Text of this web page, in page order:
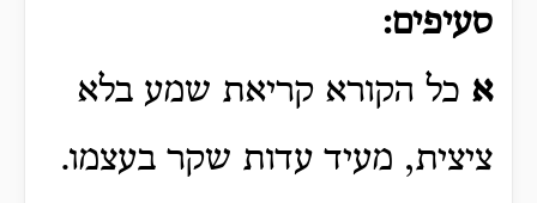
סעיפים:
א כל הקורא קריאת שמע בלא
ציצית, מעיד עדות שקר בעצמו.